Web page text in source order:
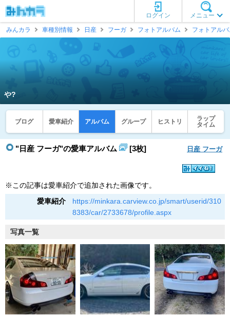
メニュー
ログイン
みんカラ
車種別情報 日産 フーガ フォトアルバム フォトアル
や?
ブログ 愛車紹介 アルバム グループ ヒストリ
ラップ
タイム
"日産 フーガ"の愛車アルバム [3枚] 日産 フーガ
※この記事は愛車紹介で追加された画像です。
愛車紹介
https://minkara.carview.co.jp/smart/userid/310
8383/car/2733678/profile.aspx
写真一覧